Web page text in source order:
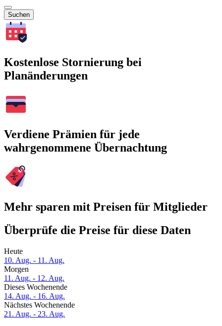
Suchen
Kostenlose Stornierung bei
Planänderungen
Verdiene Prämien für jede
wahrgenommene Übernachtung
Mehr sparen mit Preisen für Mitglieder
Überprüfe die Preise für diese Daten
Heute
10. Aug. - 11. Aug.
Morgen
11. Aug. - 12. Aug.
Dieses Wochenende
14. Aug. - 16. Aug.
Nächstes Wochenende
21. Aug. - 23. Aug.